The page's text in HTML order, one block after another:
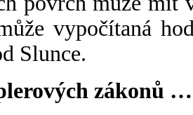
vypočítaná
Slunce.
zákonů …